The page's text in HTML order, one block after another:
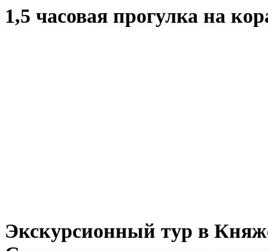
1,5 часовая прогулка на
Экскурсионный тур в